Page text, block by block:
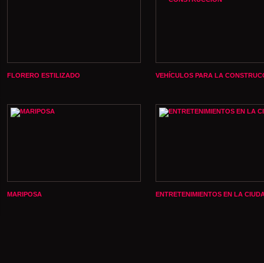
FLORERO ESTILIZADO VEHÍCULOS PARA LA
MARIPOSA ENTRETENIMIENTOS EN LA